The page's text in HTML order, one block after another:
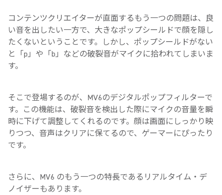
コンテンツクリエイターが直面するもう一つの問題は、良
い音を出したい一方で、大きなポップシールドで顔を隠し
たくないということです。しかし、ポップシールドがない
と「 p」や「 b」などの破裂音がマイクに拾われてしまいま
す。
そこで登場するのが、 MV6のデジタルポップフィルターで
す。この機能は、破裂音を検出した際にマイクの音量を瞬
時に下げて調整してくれるのです。顔は画面にしっかり映
りつつ、音声はクリアに保てるので、ゲーマーにぴったり
です。
さらに、 MV6 のもう一つの特長であるリアルタイム・デ
ノイザーもあります。